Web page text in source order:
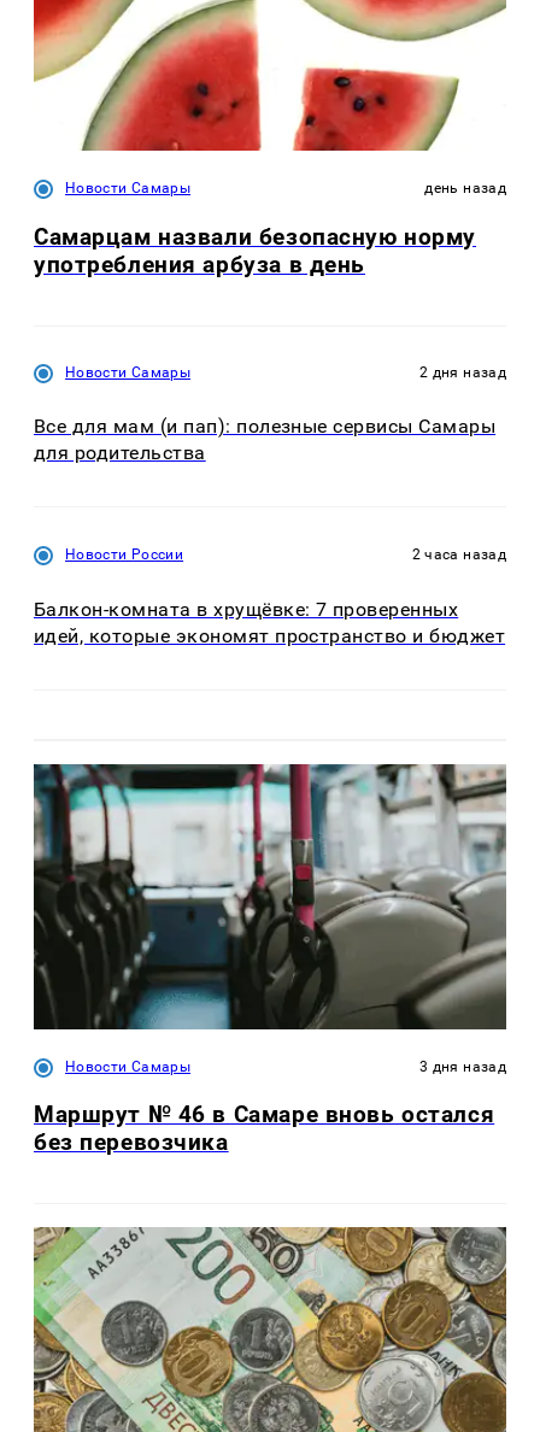
Новости Самары день назад
Самарцам назвали безопасную норму
употребления арбуза в день
Новости Самары 2 дня назад
Все для мам (и пап): полезные сервисы Самары
для родительства
Новости России 2 часа назад
Балкон-комната в хрущёвке: 7 проверенных
идей, которые экономят пространство и бюджет
Новости Самары 3 дня назад
Маршрут № 46 в Самаре вновь остался
без перевозчика